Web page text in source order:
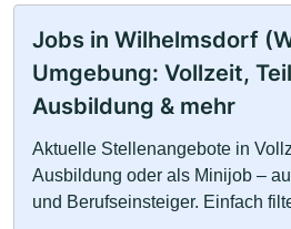
Jobs in Wilhelmsdorf
Umgebung: Vollzeit,
Ausbildung & mehr
Aktuelle Stellenangebote in
Ausbildung oder als Minijob –
und Berufseinsteiger. Einfach